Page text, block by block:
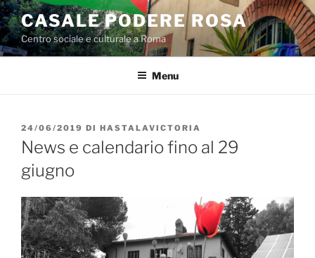
Salta
al
contenuto
CASALE PODERE ROSA
Centro sociale e culturale a Roma
Menu
PUBBLICATO
IL
24/06/2019 DI HASTALAVICTORIA
News e calendario fino al 29
giugno